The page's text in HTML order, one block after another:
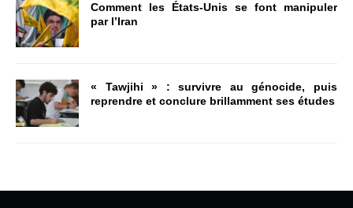
Comment les États-Unis se font manipuler
par l’Iran
« Tawjihi » : survivre au génocide, puis
reprendre et conclure brillamment ses études